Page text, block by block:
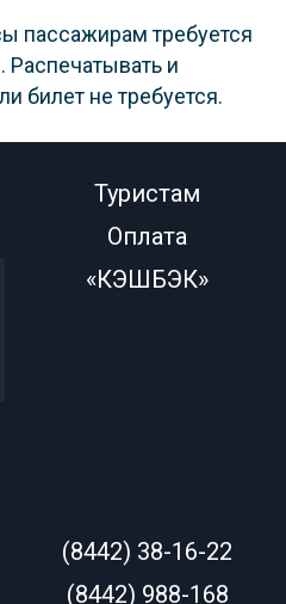
пассажирам требуется
и
билет не требуется.
Туристам
Оплата
«КЭШБЭК»
(8442) 38-16-22
(8442) 988-168